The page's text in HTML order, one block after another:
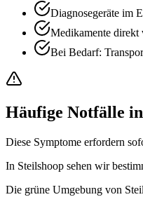
Diagnosegeräte im
Medikamente direkt
Bei Bedarf:
Häufige Notfälle
Diese Symptome erfordern
In Steilshoop sehen wir
Die grüne Umgebung von